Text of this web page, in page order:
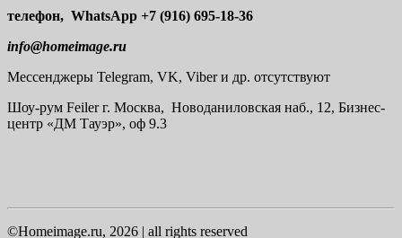
телефон, WhatsApp +7 (916) 695-18-36
info@homeimage.ru
Мессенджеры Telegram, VK, Viber и др. отсутствуют
Шоу-рум Feiler г. Москва, Новоданиловская наб., 12, Бизнес-
центр «ДМ Тауэр», оф 9.3
©Homeimage.ru, 2026 | all rights reserved